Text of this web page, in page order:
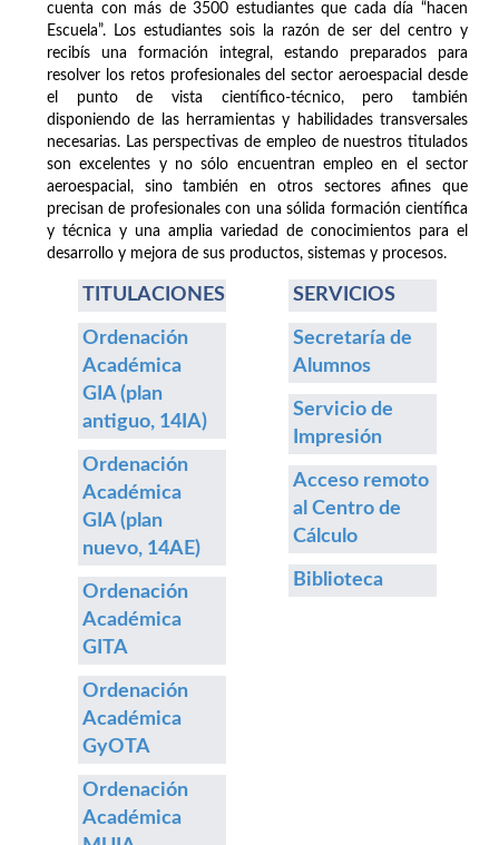
cuenta con más de 3500 estudiantes que cada día “hacen
Escuela”. Los estudiantes sois la razón de ser del centro y
recibís una formación integral, estando preparados para
resolver los retos profesionales del sector aeroespacial desde
el punto de vista científico-técnico, pero también
disponiendo de las herramientas y habilidades transversales
necesarias. Las perspectivas de empleo de nuestros titulados
son excelentes y no sólo encuentran empleo en el sector
aeroespacial, sino también en otros sectores afines que
precisan de profesionales con una sólida formación científica
y técnica y una amplia variedad de conocimientos para el
desarrollo y mejora de sus productos, sistemas y procesos.
TITULACIONES
Ordenación
Académica
GIA (plan
antiguo, 14IA)
Ordenación
Académica
GIA (plan
nuevo, 14AE)
Ordenación
Académica
GITA
Ordenación
Académica
GyOTA
Ordenación
Académica
SERVICIOS
Secretaría de
Alumnos
Servicio de
Impresión
Acceso remoto
al Centro de
Cálculo
Biblioteca